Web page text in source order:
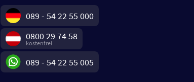
089 - 54 22 55 000
0800 29 74 58
kostenfrei
089 - 54 22 55 005